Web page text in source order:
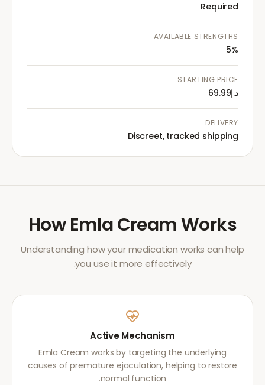
Required
AVAILABLE STRENGTHS
5%
STARTING PRICE
د.إ69.99
DELIVERY
Discreet, tracked shipping
HowEmla CreamWorks
Understanding how your medication works can help
you use it more effectively.
Active Mechanism
Emla Cream works by targeting the underlying
causes of premature ejaculation, helping to restore
normal function.